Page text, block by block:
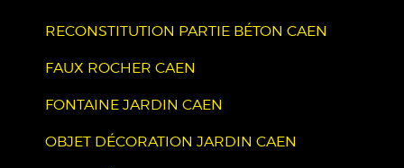
RECONSTITUTION PARTIE BÉTON CAEN
FAUX ROCHER CAEN
FONTAINE JARDIN CAEN
OBJET DÉCORATION JARDIN CAEN